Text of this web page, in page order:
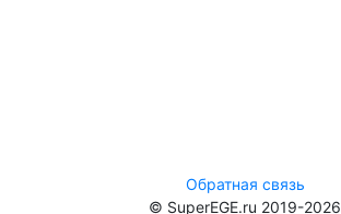
Обратная связь
© SuperEGE.ru 2019-2026